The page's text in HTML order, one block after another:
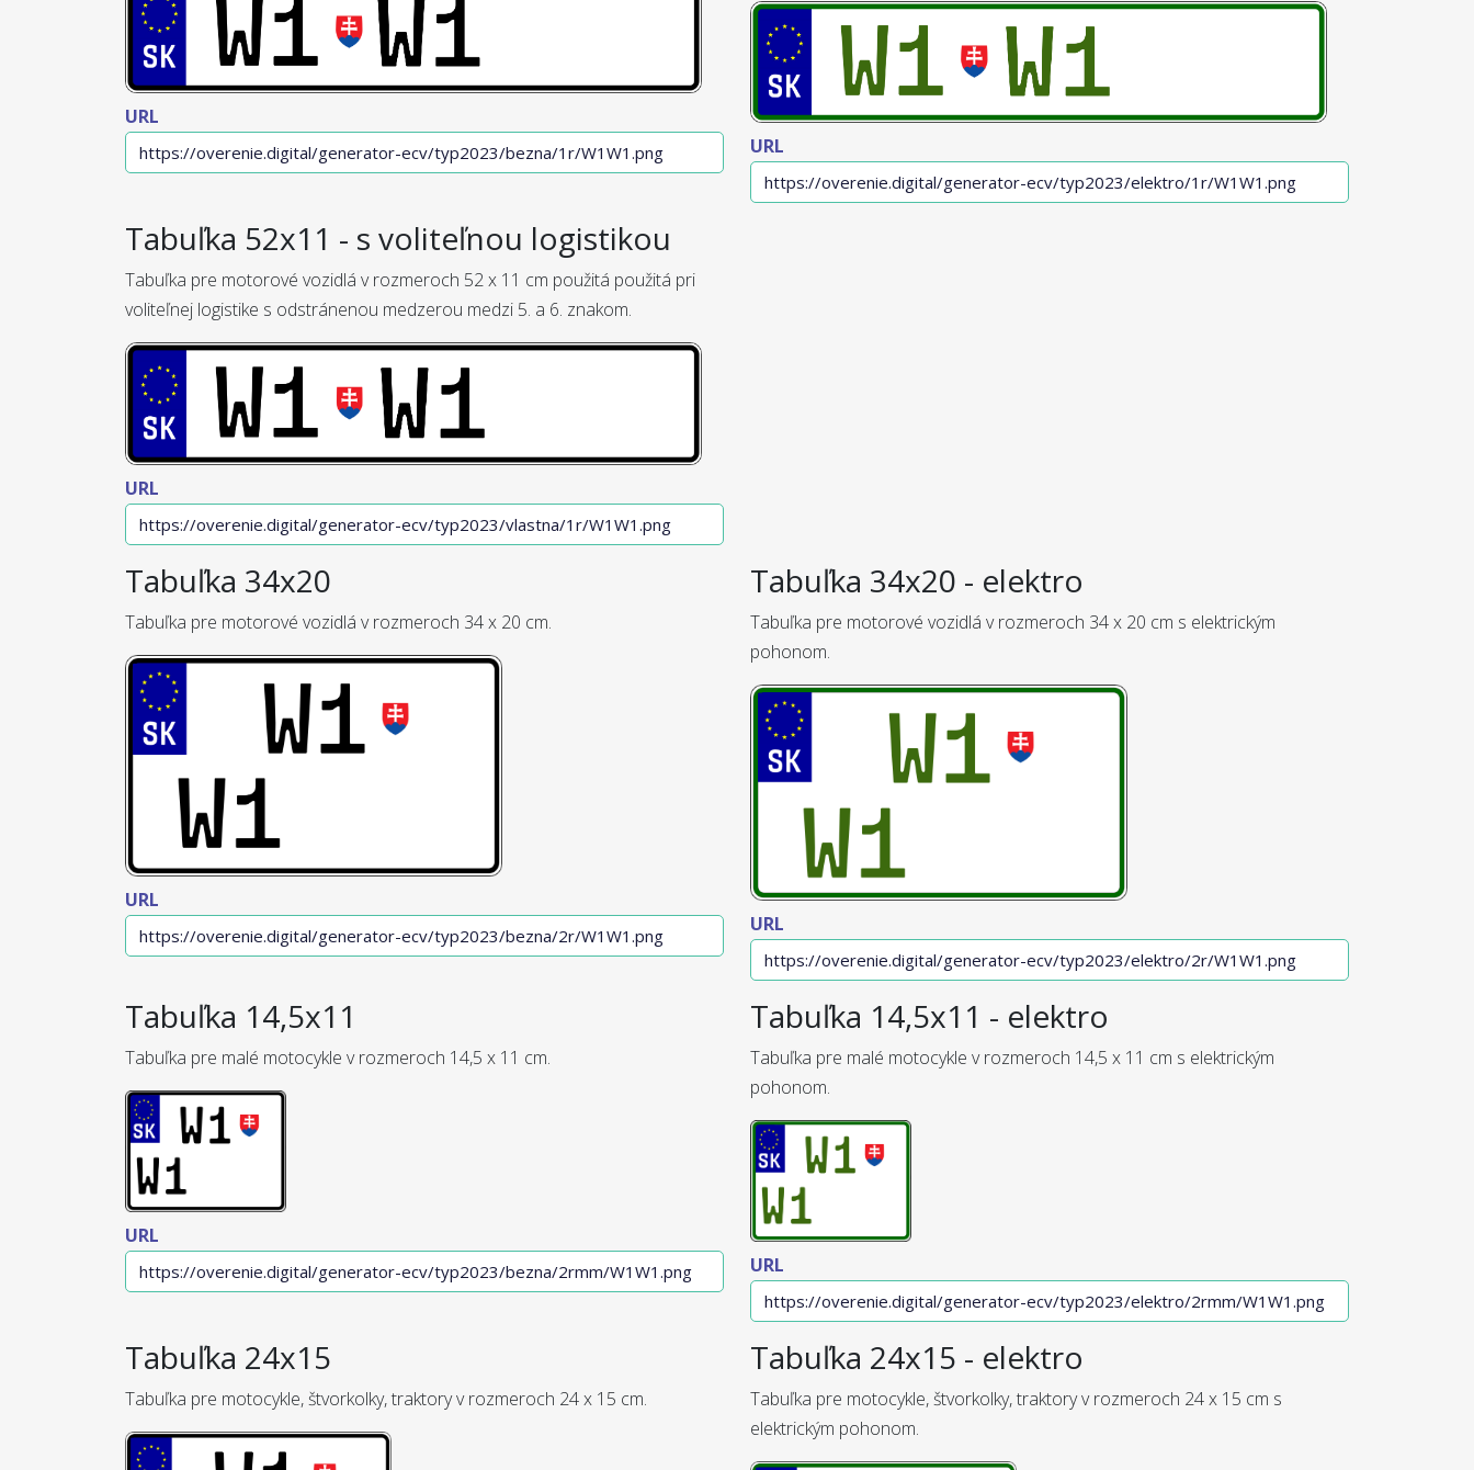
URL
URL
Tabuľka 52x11 - s voliteľnou logistikou
Tabuľka pre motorové vozidlá v rozmeroch 52 x 11 cm použitá použitá pri
voliteľnej logistike s odstránenou medzerou medzi 5. a 6. znakom.
URL
Tabuľka 34x20
Tabuľka pre motorové vozidlá v rozmeroch 34 x 20 cm.
URL
Tabuľka 34x20 - elektro
Tabuľka pre motorové vozidlá v rozmeroch 34 x 20 cm s elektrickým
pohonom.
URL
Tabuľka 14,5x11
Tabuľka pre malé motocykle v rozmeroch 14,5 x 11 cm.
URL
Tabuľka 14,5x11 - elektro
Tabuľka pre malé motocykle v rozmeroch 14,5 x 11 cm s elektrickým
pohonom.
URL
Tabuľka 24x15
Tabuľka pre motocykle, štvorkolky, traktory v rozmeroch 24 x 15 cm.
Tabuľka 24x15 - elektro
Tabuľka pre motocykle, štvorkolky, traktory v rozmeroch 24 x 15 cm s
elektrickým pohonom.